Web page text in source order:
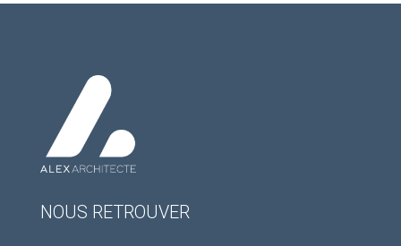
NOUS RETROUVER